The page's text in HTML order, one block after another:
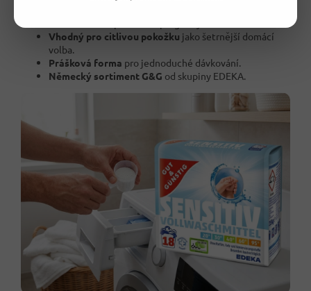
Vhodný pro citlivou pokožku jako šetrnější domácí
volba.
Prášková forma pro jednoduché dávkování.
Německý sortiment G&G od skupiny EDEKA.